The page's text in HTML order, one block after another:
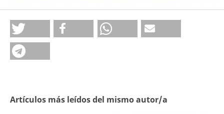
Artículos más leídos del mismo autor/a